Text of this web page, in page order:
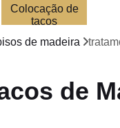
Colocação de
tacos
Colocações
Deck jardins
de madeira
de